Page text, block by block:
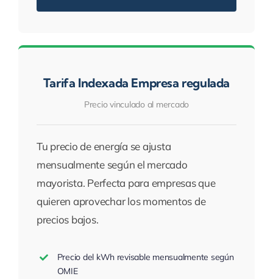
Tarifa Indexada Empresa regulada
Precio vinculado al mercado
Tu precio de energía se ajusta
mensualmente según el mercado
mayorista. Perfecta para empresas que
quieren aprovechar los momentos de
precios bajos.
Precio del kWh revisable mensualmente según
OMIE